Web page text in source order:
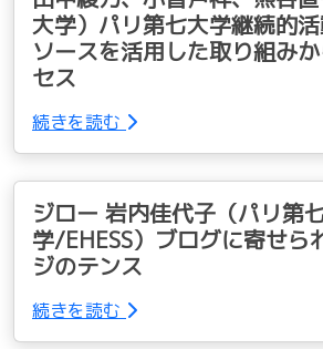
大学）パリ第七大学継続的活
ソースを活用した取り組み
セス
続きを読む
ジロー 岩内佳代子（パリ第
学/EHESS）ブログに寄せら
ジのテンス
続きを読む